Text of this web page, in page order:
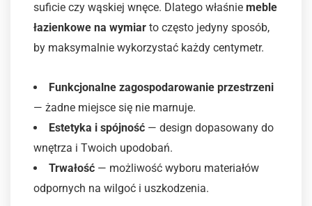
suficie czy wąskiej wnęce. Dlatego właśnie meble
łazienkowe na wymiar to często jedyny sposób,
by maksymalnie wykorzystać każdy centymetr.
Funkcjonalne zagospodarowanie przestrzeni
— żadne miejsce się nie marnuje.
Estetyka i spójność — design dopasowany do
wnętrza i Twoich upodobań.
Trwałość — możliwość wyboru materiałów
odpornych na wilgoć i uszkodzenia.